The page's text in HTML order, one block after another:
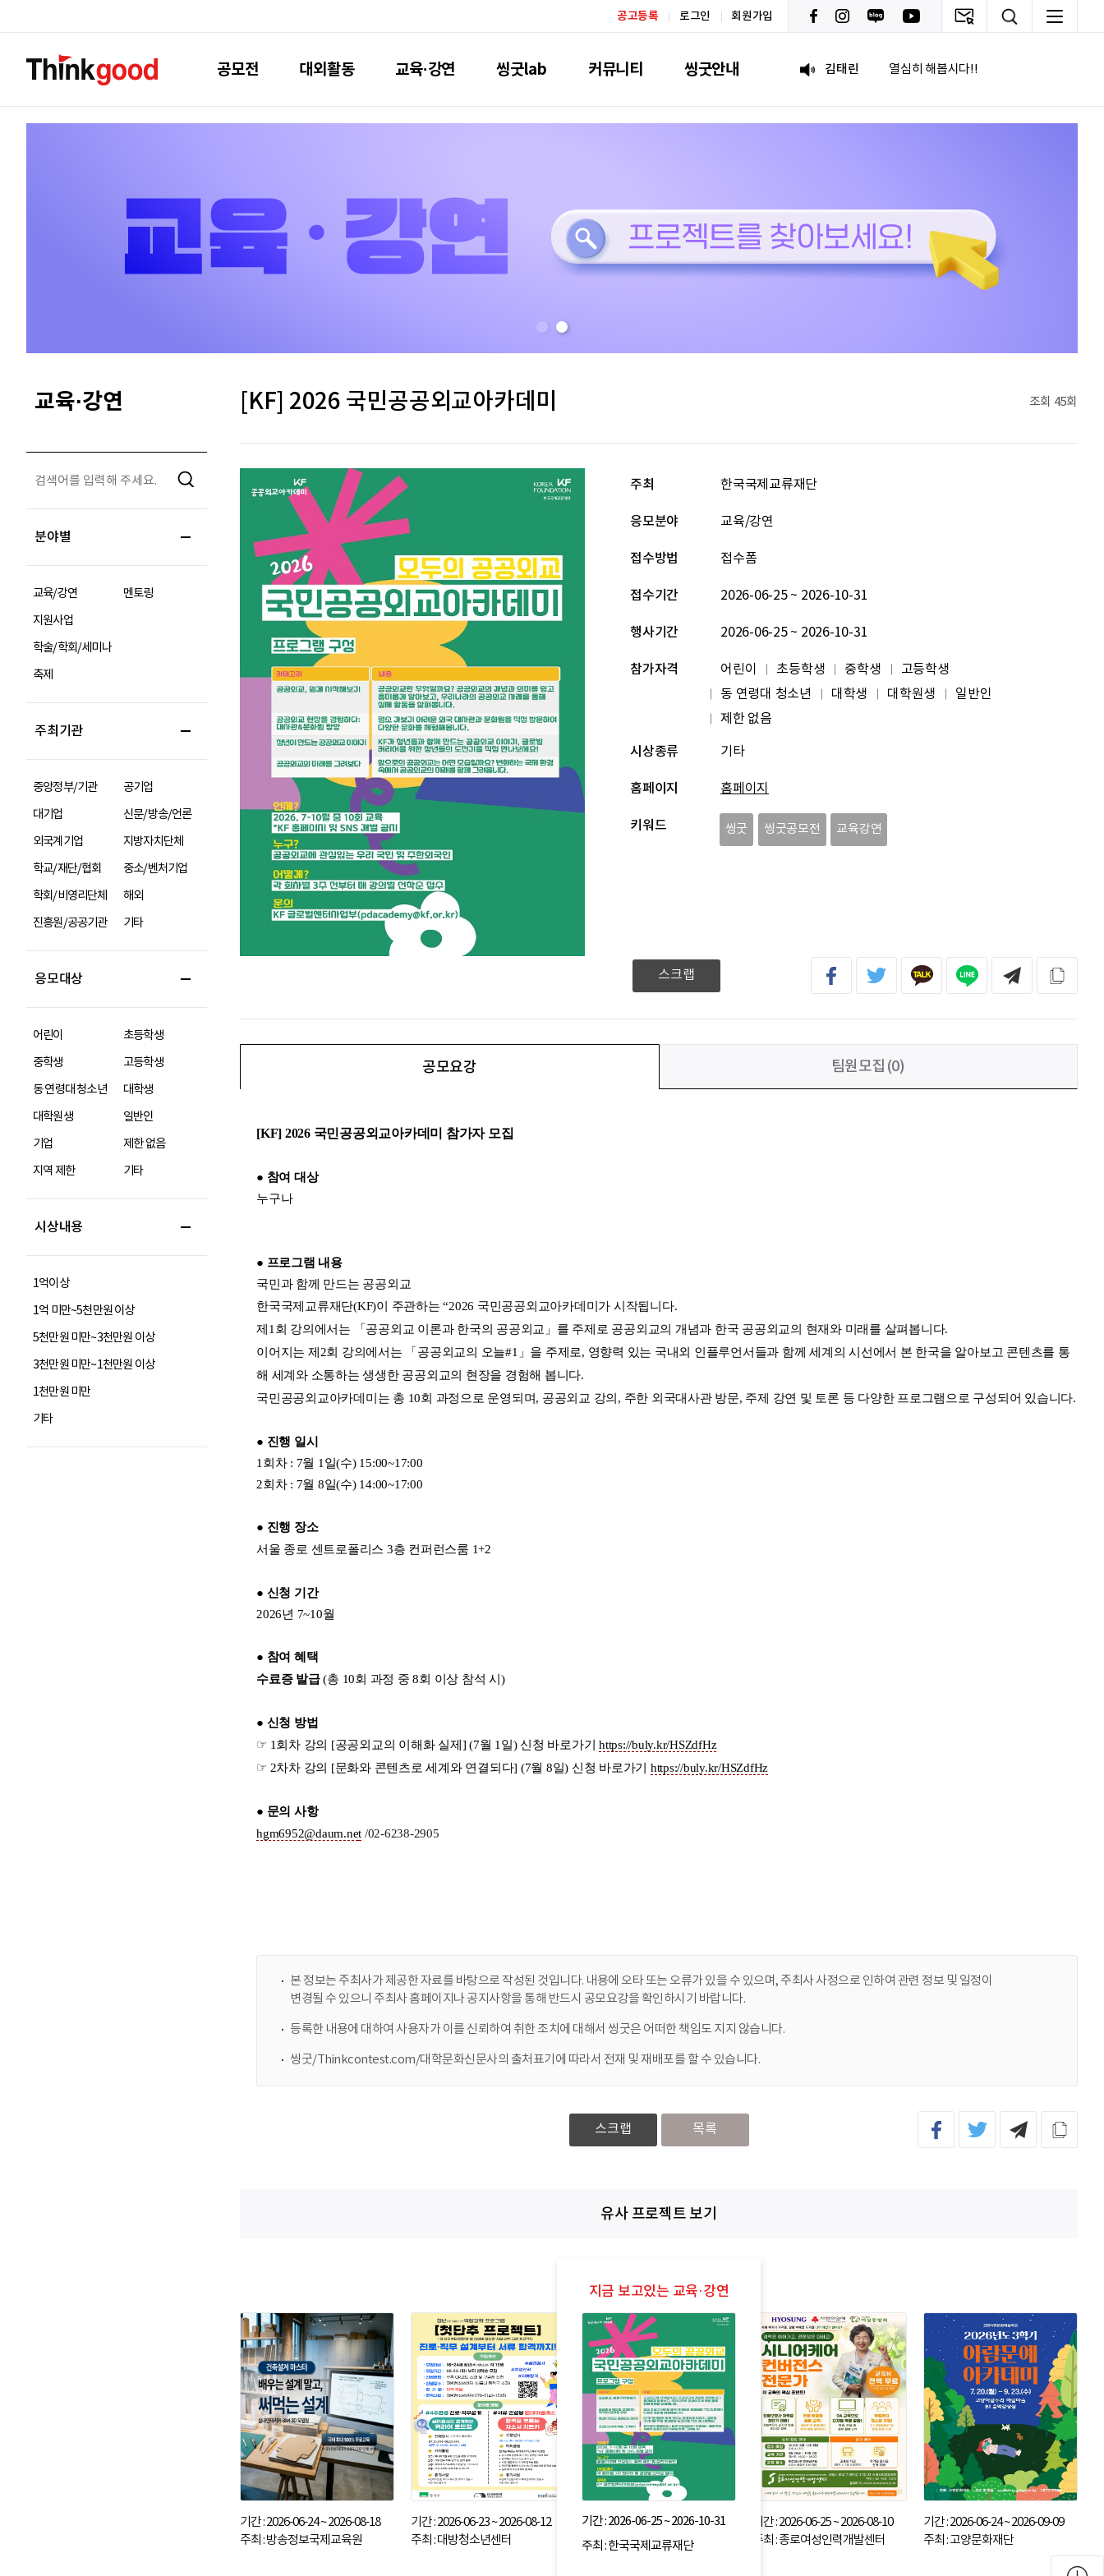
공고등록 로그인 회원가입
공모전 대외활동 교육·강연 씽굿lab 커뮤니티 씽굿안내
박혜진
김태린 열심히 해봅시다!!
이윤호 힘내세요
이윤호 힘내세요
이민주
교육·강연
분야별
교육/강연
멘토링
지원사업
학술/학회/세미나
축제
주최기관
중앙정부/기관
공기업
대기업
신문/방송/언론
외국계기업
지방자치단체
학교/재단/협회
중소/벤처기업
학회/비영리단체
해외
진흥원/공공기관
기타
응모대상
어린이
초등학생
중학생
고등학생
동 연령대 청소년
대학생
대학원생
일반인
기업
제한 없음
지역 제한
기타
시상내용
1억이상
1억 미만~5천만원 이상
5천만원 미만~3천만원 이상
3천만원 미만~1천만원 이상
1천만원 미만
기타
[KF] 2026 국민공공외교아카데미 조회 45회
주최 한국국제교류재단
응모분야 교육/강연
접수방법 접수폼
접수기간 2026-06-25 ~ 2026-10-31
행사기간 2026-06-25 ~ 2026-10-31
참가자격 어린이 초등학생 중학생
고등학생
동 연령대 청소년
대학생 대학원생
일반인
제한 없음
시상종류 기타
홈페이지 홈페이지
키워드 씽굿 씽굿공모전 교육강연
스크랩
공모요강 팀원모집(0)
본 정보는 주최사가 제공한 자료를 바탕으로 작성된 것입니다. 내용에 오타 또는 오류가 있을 수 있으며, 주최사 사정으로 인하여 관련 정보 및 일정이
변경될 수 있으니 주최사 홈페이지나 공지사항을 통해 반드시 공모요강을 확인하시기 바랍니다.
등록한 내용에 대하여 사용자가 이를 신뢰하여 취한 조치에 대해서 씽굿은 어떠한 책임도 지지 않습니다.
씽굿/Thinkcontest.com/대학문화신문사의 출처표기에 따라서 전재 및 재배포를 할 수 있습니다.
스크랩 목록
유사 프로젝트 보기
기간 : 2026-06-24 ~ 2026-08-18
주최 : 방송정보국제교육원
기간 : 2026-06-23 ~ 2026-08-12
주최 : 대방청소년센터
기간 : 2026-06-25 ~ 2026-10-31
주최 : 한국국제교류재단
기간 : 2026-06-25 ~ 2026-08-10
주최 : 종로여성인력개발센터
기간 : 2026-06-24 ~ 2026-09-09
주최 : 고양문화재단